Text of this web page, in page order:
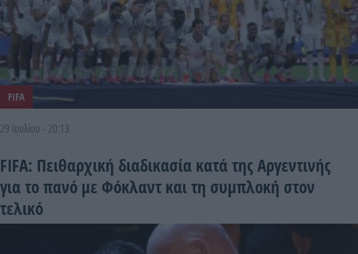
FIFA
29 Ιουλίου - 20:13
FIFA: Πειθαρχική διαδικασία κατά της Αργεντινής
για το πανό με Φόκλαντ και τη συμπλοκή στον
τελικό